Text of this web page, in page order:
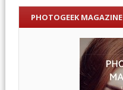
PHOTOGEEK MAGAZINE